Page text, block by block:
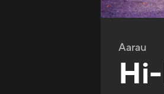
Aarau